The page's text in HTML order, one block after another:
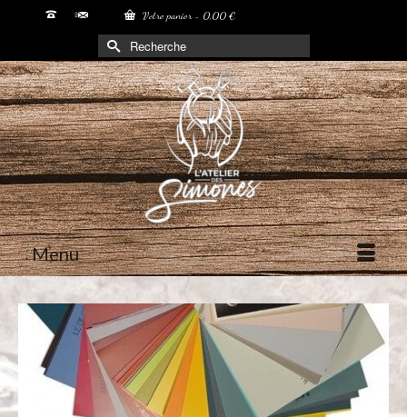
Votre panier- 0,00 €
Rechercher :
Menu